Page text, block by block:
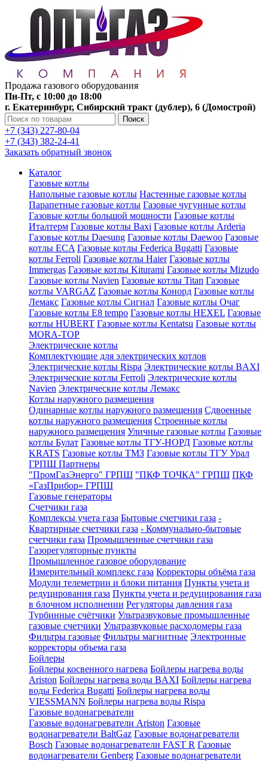
Продажа газового оборудования
Пн-Пт, с 10:00 до 18:00
г. Екатеринбург, Сибирский тракт (дублер), 6 (Домострой)
Поиск
+7 (343) 227-80-04
+7 (343) 382-24-41
Заказать обратный звонок
Каталог
Газовые котлы
Напольные газовые котлы Настенные газовые котлы
Парапетные газовые котлы Газовые чугунные котлы
Газовые котлы большой мощности Газовые котлы
Италтерм Газовые котлы Baxi Газовые котлы Arderia
Газовые котлы Daesung Газовые котлы Daewoo Газовые
котлы ECA Газовые котлы Federica Bugatti Газовые
котлы Ferroli Газовые котлы Haier Газовые котлы
Immergas Газовые котлы Kiturami Газовые котлы Mizudo
Газовые котлы Navien Газовые котлы Titan Газовые
котлы VARGAZ Газовые котлы Конорд Газовые котлы
Лемакс Газовые котлы Сигнал Газовые котлы Очаг
Газовые котлы E8 tempo Газовые котлы HEXEL Газовые
котлы HUBERT Газовые котлы Kentatsu Газовые котлы
MORA-TOP
Электрические котлы
Комплектующие для электрических котлов
Электрические котлы Rispa Электрические котлы BAXI
Электрические котлы Ferroli Электрические котлы
Navien Электрические котлы Лемакс
Котлы наружного размещения
Одинарные котлы наружного размещения Сдвоенные
котлы наружного размещения Строенные котлы
наружного размещения Уличные газовые котлы Газовые
котлы Булат Газовые котлы ТГУ-НОРД Газовые котлы
KRATS Газовые котлы ТМЗ Газовые котлы ТГУ Урал
ГРПШ Партнеры
"ПромГазЭнерго" ГРПШ "ПКФ ТОЧКА" ГРПШ ПКФ
«ГазПрибор» ГРПШ
Газовые генераторы
Счетчики газа
Комплексы учета газа Бытовые счетчики газа -
Квартирные счетчики газа - Коммунально-бытовые
счетчики газа Промышленные счетчики газа
Газорегуляторные пункты
Промышленное газовое оборудование
Измерительный комплекс газа Корректоры объёма газа
Модули телеметрии и блоки питания Пункты учета и
редуцирования газа Пункты учета и редуцирования газа
в блочном исполнении Регуляторы давления газа
Турбинные счётчики Ультразвуковые промышленные
газовые счетчики Ультразвуковые расходомеры газа
Фильтры газовые Фильтры магнитные Электронные
корректоры объема газа
Бойлеры
Бойлеры косвенного нагрева Бойлеры нагрева воды
Ariston Бойлеры нагрева воды BAXI Бойлеры нагрева
воды Federica Bugatti Бойлеры нагрева воды
VIESSMANN Бойлеры нагрева воды Rispa
Газовые водонагреватели
Газовые водонагреватели Ariston Газовые
водонагреватели BaltGaz Газовые водонагреватели
Bosch Газовые водонагреватели FAST R Газовые
водонагреватели Genberg Газовые водонагреватели